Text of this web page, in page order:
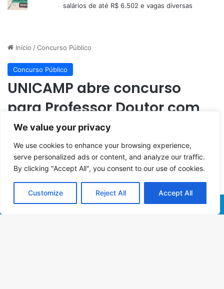
We value your privacy
We use cookies to enhance your browsing experience,
serve personalized ads or content, and analyze our traffic.
By clicking "Accept All", you consent to our use of cookies.
Customize Reject All Accept All
salários de até R$ 6.502 e vagas diversas
Facebook